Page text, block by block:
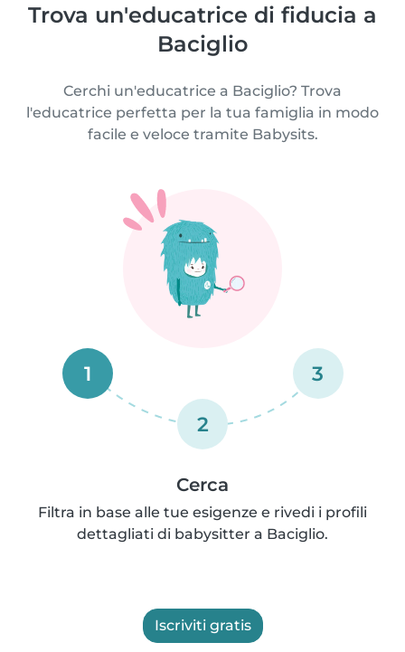
Trova un'educatrice di fiducia a
Baciglio
Cerchi un'educatrice a Baciglio? Trova
l'educatrice perfetta per la tua famiglia in modo
facile e veloce tramite Babysits.
1
2
3
Cerca
Filtra in base alle tue esigenze e rivedi i profili
dettagliati di babysitter a Baciglio.
Iscriviti gratis